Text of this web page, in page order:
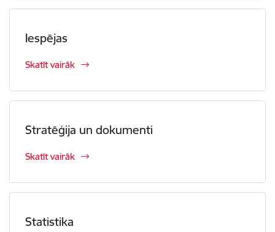
Iespējas
Skatīt vairāk
Stratēģija un dokumenti
Skatīt vairāk
Statistika